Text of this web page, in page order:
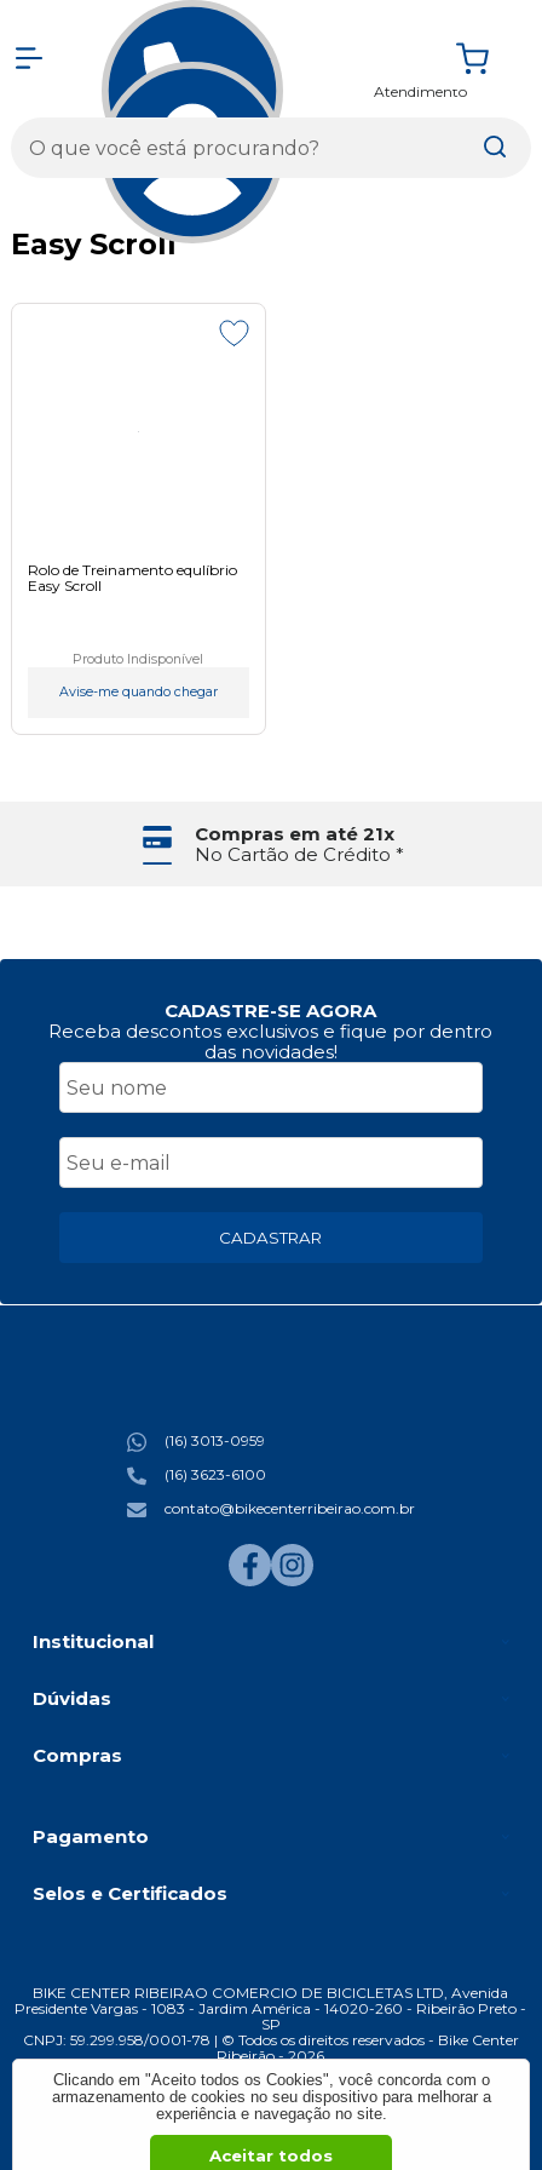
Atendimento
Easy Scroll
Rolo de Treinamento equlíbrio
Easy Scroll
Produto Indisponível
Avise-me quando chegar
Compras em até 21x
No Cartão de Crédito *
CADASTRE-SE AGORA
Receba descontos exclusivos e fique por dentro
das novidades!
CADASTRAR
Institucional
Dúvidas
Compras
(16) 3013-0959
(16) 3623-6100
contato@bikecenterribeirao.com.br
Pagamento
Selos e Certificados
BIKE CENTER RIBEIRAO COMERCIO DE BICICLETAS LTD, Avenida
Presidente Vargas - 1083 - Jardim América - 14020-260 - Ribeirão Preto -
SP
CNPJ: 59.299.958/0001-78 | © Todos os direitos reservados - Bike Center
Ribeirão - 2026
Clicando em "Aceito todos os Cookies", você concorda com o
armazenamento de cookies no seu dispositivo para melhorar a
experiência e navegação no site.
Aceitar todos